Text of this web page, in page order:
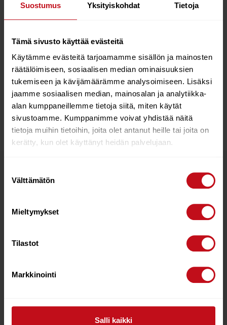
Suostumus Yksityiskohdat Tietoja
Tämä sivusto käyttää evästeitä
Käytämme evästeitä tarjoamamme sisällön ja mainosten
räätälöimiseen, sosiaalisen median ominaisuuksien
tukemiseen ja kävijämäärämme analysoimiseen. Lisäksi
jaamme sosiaalisen median, mainosalan ja analytiikka-
alan kumppaneillemme tietoja siitä, miten käytät
sivustoamme. Kumppanimme voivat yhdistää näitä
tietoja muihin tietoihin, joita olet antanut heille tai joita on
kerätty, kun olet käyttänyt heidän palvelujaan.
valinta
Välttämätön
Mieltymykset
Tilastot
Markkinointi
Salli kaikki
Trapetsin rakenne estää puomin nousun ja pitää
trapetsin juuri oikealla paikallaan. Twist-lukon avulla
ajoosi tasapainoa ja tukea. Se on myös mukavan
tuntuinen ja sallii luonnollisen anatomisen liikkuvuuden
progressiivisessa ajossa.
Kovan kestoluokan rakenne on suunniteltu erityisesti
freestyle-, kisa- ja aaltotiimien vaatimuksiin.
Tutustu myös
KITE V13
CONTROL BAR 60CM